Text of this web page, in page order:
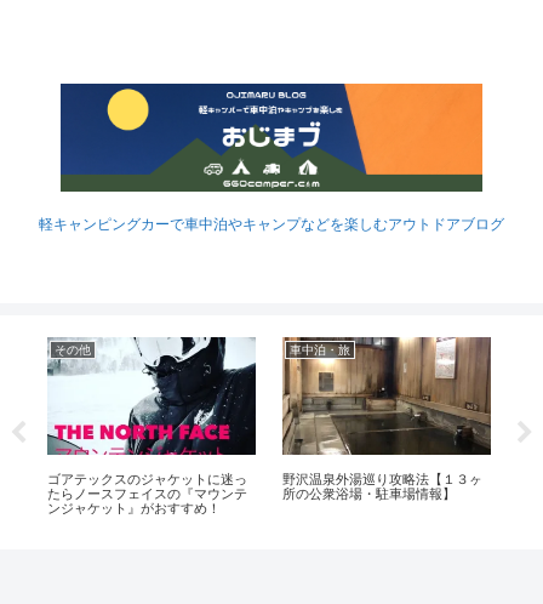
軽キャンピングカーで車中泊やキャンプなどを楽しむアウトドアブログ
その他
ゴアテックスのジャケットに迷っ
たらノースフェイスの『マウンテ
ンジャケット』がおすすめ！
車中泊・旅
野沢温泉外湯巡り攻略法【１３ヶ
所の公衆浴場・駐車場情報】